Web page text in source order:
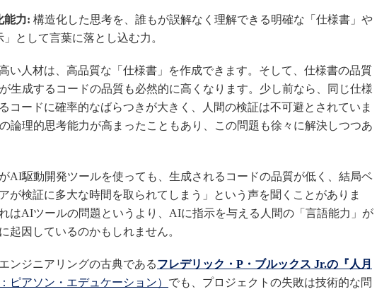
能力: 構造化した思考を、誰もが誤解なく理解できる明確な「仕様書」や
」として言葉に落とし込む力。
い人材は、高品質な「仕様書」を作成できます。そして、仕様書の品質
生成するコードの品質も必然的に高くなります。少し前なら、同じ仕様
コードに確率的なばらつきが大きく、人間の検証は不可避とされていま
論理的思考能力が高まったこともあり、この問題も徐々に解決しつつあ
AI駆動開発ツールを使っても、生成されるコードの品質が低く、結局ベ
が検証に多大な時間を取られてしまう」という声を聞くことがありま
はAIツールの問題というより、AIに指示を与える人間の「言語能力」が
起因しているのかもしれません。
ンジニアリングの古典であるフレデリック・P・ブルックス Jr.の『人月
：ピアソン・エデュケーション） でも、プロジェクトの失敗は技術的な問